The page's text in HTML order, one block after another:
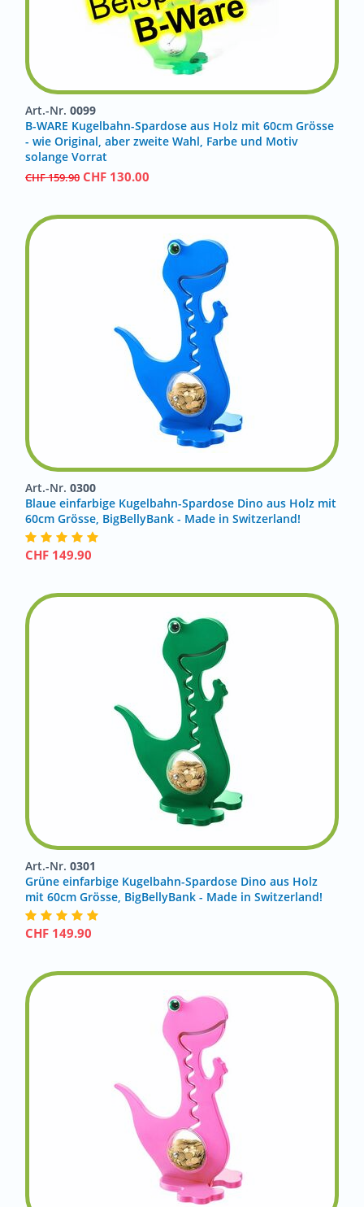
Art.-Nr. 0099
B-WARE Kugelbahn-Spardose aus Holz mit 60cm Grösse
- wie Original, aber zweite Wahl, Farbe und Motiv
solange Vorrat
CHF159.90 CHF 130.00
Art.-Nr. 0300
Blaue einfarbige Kugelbahn-Spardose Dino aus Holz mit
60cm Grösse, BigBellyBank - Made in Switzerland!
CHF 149.90
Art.-Nr. 0301
Grüne einfarbige Kugelbahn-Spardose Dino aus Holz
mit 60cm Grösse, BigBellyBank - Made in Switzerland!
CHF 149.90